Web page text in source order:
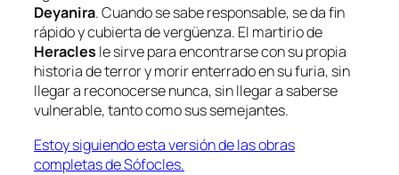
Deyanira. Cuando se sabe responsable, se da fin
rápido y cubierta de vergüenza. El martirio de
Heracles le sirve para encontrarse con su propia
historia de terror y morir enterrado en su furia, sin
llegar a reconocerse nunca, sin llegar a saberse
vulnerable, tanto como sus semejantes.
Estoy siguiendo esta versión de las obras
completas de Sófocles.